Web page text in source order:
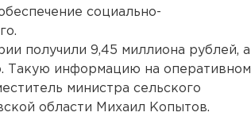
социально-
получили 9,45 миллиона рублей, а
Такую информацию на оперативном
министра сельского
области Михаил Копытов.